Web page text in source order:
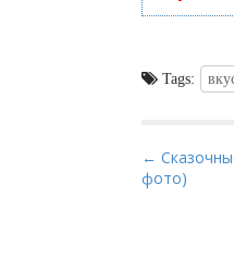
Tags:
P
o
←
фото)